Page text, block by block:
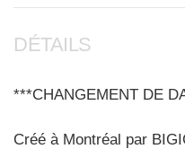
DÉTAILS
***CHANGEMENT DE
Créé à Montréal par